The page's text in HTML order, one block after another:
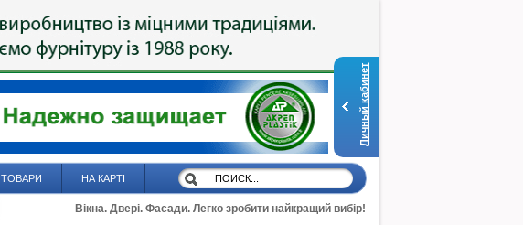
Личный кабинет
ТОВАРИ НА КАРТІ
Вікна. Двері. Фасади. Легко зробити найкращий вибір!